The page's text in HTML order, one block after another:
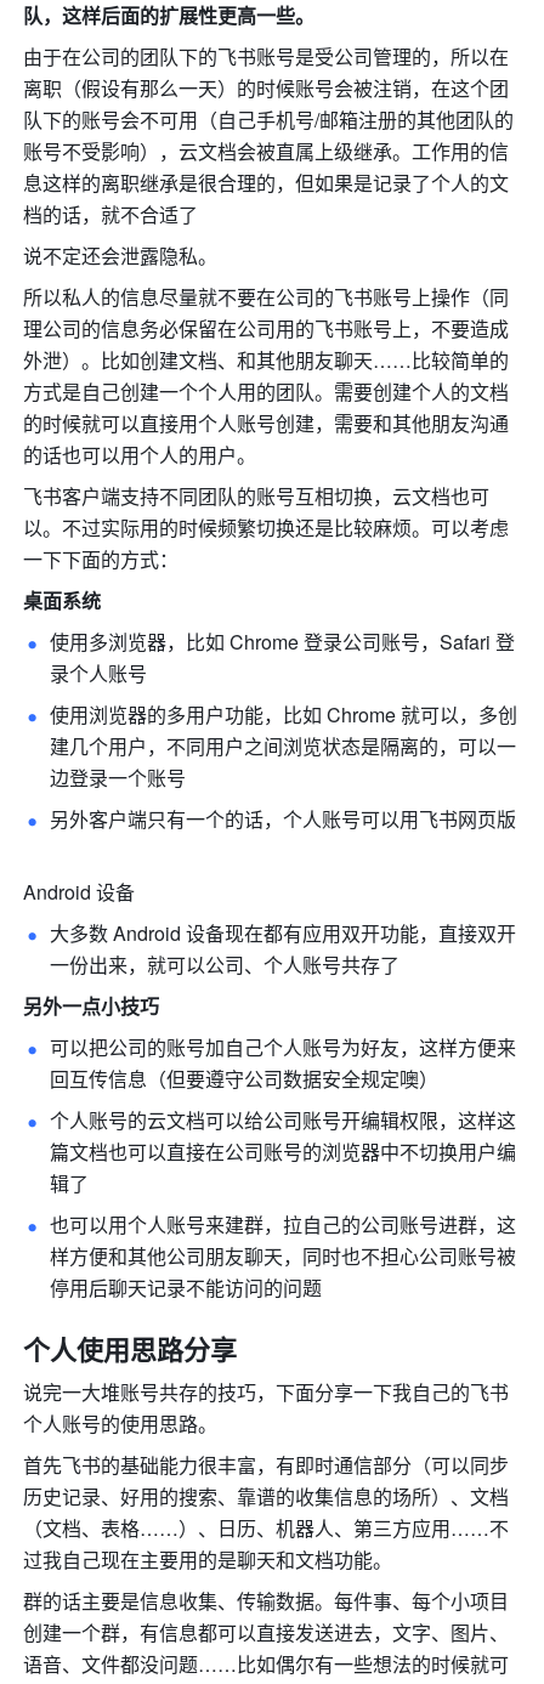
队，这样后面的扩展性更高一些。
由于在公司的团队下的飞书账号是受公司管理的，所以在
离职（假设有那么一天）的时候账号会被注销，在这个团
队下的账号会不可用（自己手机号/邮箱注册的其他团队的
账号不受影响），云文档会被直属上级继承。工作用的信
息这样的离职继承是很合理的，但如果是记录了个人的文
档的话，就不合适了
说不定还会泄露隐私。
所以私人的信息尽量就不要在公司的飞书账号上操作（同
理公司的信息务必保留在公司用的飞书账号上，不要造成
外泄）。比如创建文档、和其他朋友聊天……比较简单的
方式是自己创建一个个人用的团队。需要创建个人的文档
的时候就可以直接用个人账号创建，需要和其他朋友沟通
的话也可以用个人的用户。
飞书客户端支持不同团队的账号互相切换，云文档也可
以。不过实际用的时候频繁切换还是比较麻烦。可以考虑
一下下面的方式：
桌面系统
使用多浏览器，比如 Chrome 登录公司账号，Safari 登
录个人账号
使用浏览器的多用户功能，比如 Chrome 就可以，多创
建几个用户，不同用户之间浏览状态是隔离的，可以一
边登录一个账号
Android 设备
大多数 Android 设备现在都有应用双开功能，直接双开
一份出来，就可以公司、个人账号共存了
另外一点小技巧
可以把公司的账号加自己个人账号为好友，这样方便来
回互传信息（但要遵守公司数据安全规定噢）
个人账号的云文档可以给公司账号开编辑权限，这样这
篇文档也可以直接在公司账号的浏览器中不切换用户编
辑了
也可以用个人账号来建群，拉自己的公司账号进群，这
样方便和其他公司朋友聊天，同时也不担心公司账号被
停用后聊天记录不能访问的问题
个人使用思路分享
说完一大堆账号共存的技巧，下面分享一下我自己的飞书
个人账号的使用思路。
首先飞书的基础能力很丰富，有即时通信部分（可以同步
历史记录、好用的搜索、靠谱的收集信息的场所）、文档
（文档、表格……）、日历、机器人、第三方应用……不
过我自己现在主要用的是聊天和文档功能。
群的话主要是信息收集、传输数据。每件事、每个小项目
创建一个群，有信息都可以直接发送进去，文字、图片、
语音、文件都没问题……比如偶尔有一些想法的时候就可